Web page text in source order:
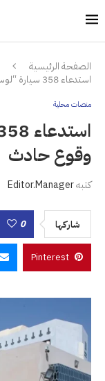
الصفحة الرئيسية
استدعاء 358 سيارة “لوسيد” لاحتمالية وقوع حادث
منصات محلية
وقوع حادث
كتبهEditor.manager
شاركها 0
Pinterest